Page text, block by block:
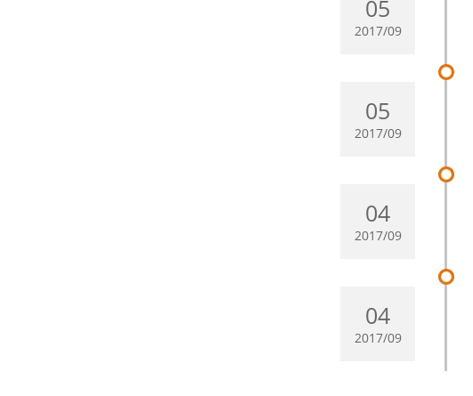
05
2017/09
05
2017/09
04
2017/09
04
2017/09